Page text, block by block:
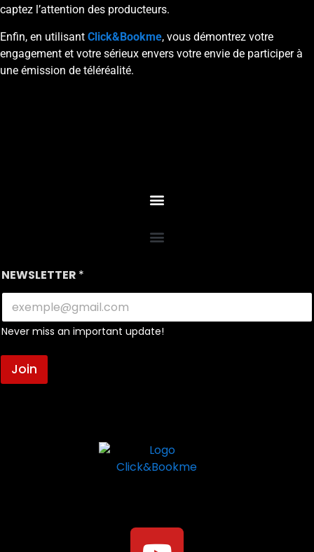
captez l’attention des producteurs.
Enfin, en utilisant Click&Bookme, vous démontrez votre
engagement et votre sérieux envers votre envie de participer à
une émission de téléréalité.
NEWSLETTER *
Never miss an important update!
Join